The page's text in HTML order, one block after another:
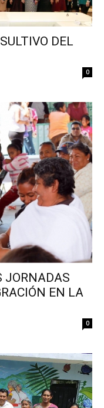
DEL
0
JORNADAS
EN LA
0